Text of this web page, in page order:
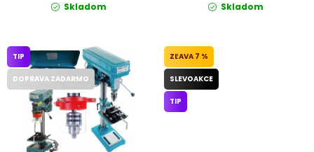
Skladom Skladom
TIP
DOPRAVA ZADARMO
7 %
SLEVOAKCE
TIP